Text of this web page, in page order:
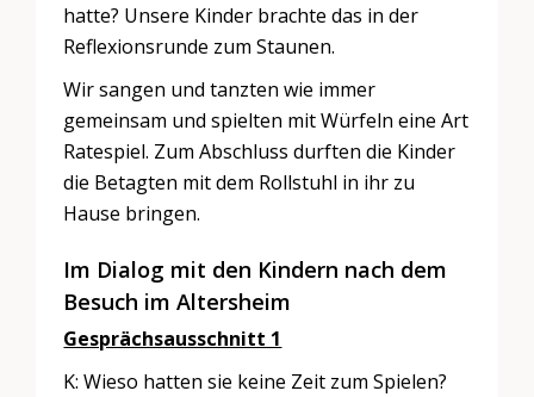
hatte? Unsere Kinder brachte das in der
Reflexionsrunde zum Staunen.
Wir sangen und tanzten wie immer
gemeinsam und spielten mit Würfeln eine Art
Ratespiel. Zum Abschluss durften die Kinder
die Betagten mit dem Rollstuhl in ihr zu
Hause bringen.
Im Dialog mit den Kindern nach dem
Besuch im Altersheim
Gesprächsausschnitt 1
K: Wieso hatten sie keine Zeit zum Spielen?